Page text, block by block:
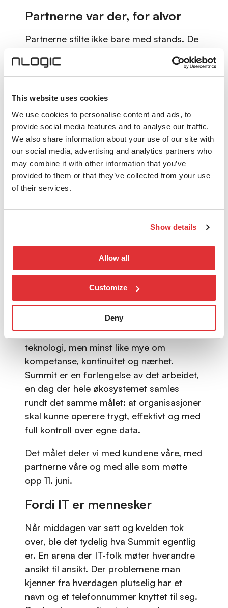
This website uses cookies
We use cookies to personalise content and ads, to
provide social media features and to analyse our traffic.
We also share information about your use of our site with
our social media, advertising and analytics partners who
may combine it with other information that you’ve
provided to them or that they’ve collected from your use
of their services.
Show details
Allow all
Customize
Deny
Partnerne var der, for alvor
Partnerne stilte ikke bare med stands. De
for ordentlige samtaler om reelle
utfordringer. For nLogic handler det om å
være broen mellom de beste
virksomhetene som skal bruke dem. Ikke
som en ren leverandør, men som en
langsiktig rådgiver som kjenner både
løsningene og kundenes hverdag. Det er
slik tillit bygges, og det er slik Summit
fungerer best.
Et felles mål: en sikrere digital
virksomheter i Norden med å bygge
nettverk og infrastruktur som tåler det
moderne trusselbildet. AI er en sentral del
av det arbeidet, både som trussel vi må
forstå og som verktøy vi bruker for å
ligge i forkant. Det handler om riktig
teknologi, men minst like mye om
kompetanse, kontinuitet og nærhet.
Summit er en forlengelse av det arbeidet,
en dag der hele økosystemet samles
rundt det samme målet: at organisasjoner
skal kunne operere trygt, effektivt og med
full kontroll over egne data.
Det målet deler vi med kundene våre, med
partnerne våre og med alle som møtte
opp 11. juni.
Fordi IT er mennesker
Når middagen var satt og kvelden tok
over, ble det tydelig hva Summit egentlig
er. En arena der IT-folk møter hverandre
ansikt til ansikt. Der problemene man
kjenner fra hverdagen plutselig har et
navn og et telefonnummer knyttet til seg.